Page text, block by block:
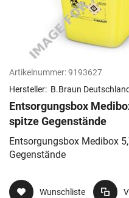
Artikelnummer:9193627
Hersteller: B.Braun Deutschland
Entsorgungsbox
spitze Gegenstände
Entsorgungsbox Medibox
Gegenstände
Wunschliste